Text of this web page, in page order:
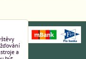
údaje
a